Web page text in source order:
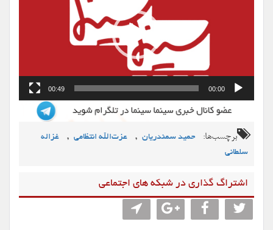
00:00
00:49
برچسب‌ها: حمید سمندریان , عزت‌الله انتظامی ,
غزاله
سلطانی
اشتراگ گذاری در شبکه های اجتماعی